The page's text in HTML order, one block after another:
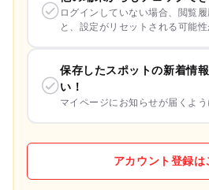
ログインしていない場合、閲覧
と、設定がリセットされる可能
保存したスポットの新着情
い！
マイページにお知らせが届くよ
アカウント登録は